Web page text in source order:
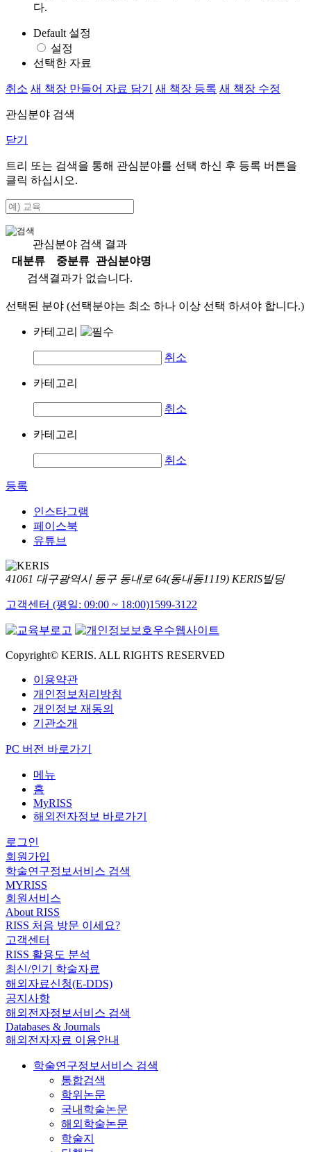
다.
Default 설정
설정
선택한 자료
취소 새 책장 만들어 자료 담기 새 책장 등록 새 책장 수정
관심분야 검색
닫기
트리 또는 검색을 통해 관심분야를 선택 하신 후 등록 버튼을
클릭 하십시오.
관심분야 검색 결과
대분류
중분류
관심분야명
검색결과가 없습니다.
선택된 분야 (선택분야는 최소 하나 이상 선택 하셔야 합니다.)
카테고리
취소
카테고리
취소
카테고리
취소
등록
인스타그램
페이스북
유튜브
41061 대구광역시 동구 동내로 64(동내동1119) KERIS빌딩
고객센터 (평일: 09:00 ~ 18:00)1599-3122
Copyright© KERIS. ALL RIGHTS RESERVED
이용약관
개인정보처리방침
개인정보 재동의
기관소개
PC 버전 바로가기
메뉴
홈
MyRISS
해외전자정보 바로가기
로그인
회원가입
학술연구정보서비스 검색
MYRISS
회원서비스
About RISS
RISS 처음 방문 이세요?
고객센터
RISS 활용도 분석
최신/인기 학술자료
해외자료신청(E-DDS)
공지사항
해외전자정보서비스 검색
Databases & Journals
해외전자자료 이용안내
학술연구정보서비스 검색
통합검색
학위논문
국내학술논문
해외학술논문
학술지